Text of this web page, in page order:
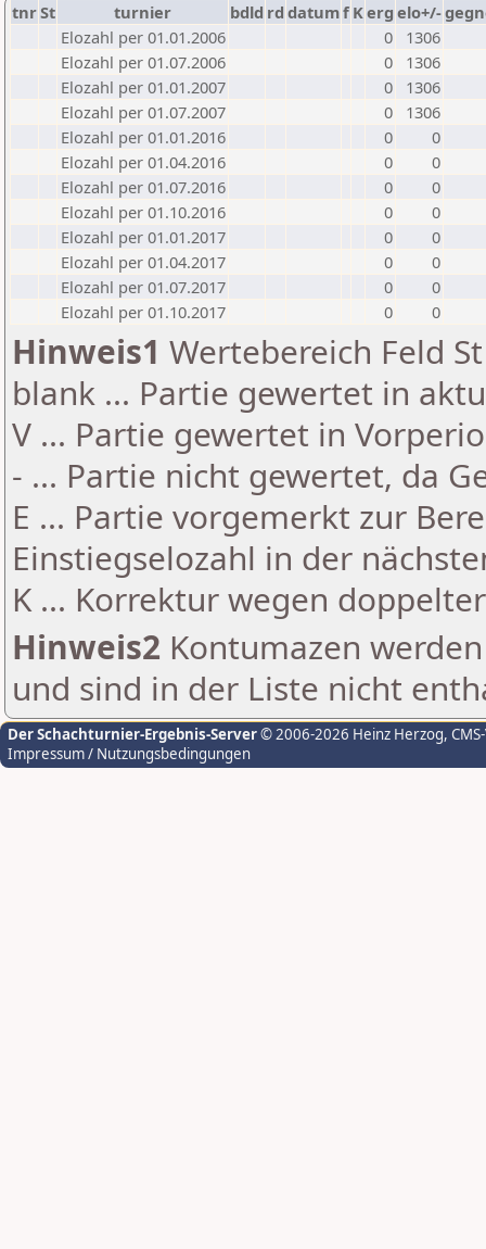
tnrSt turnier bdld rd datumf Kerg elo+/-
Elozahl per 01.01.2006
0
1306
Elozahl per 01.07.2006
0
1306
Elozahl per 01.01.2007
0
1306
Elozahl per 01.07.2007
0
1306
Elozahl per 01.01.2016
0
0
Elozahl per 01.04.2016
0
0
Elozahl per 01.07.2016
0
0
Elozahl per 01.10.2016
0
0
Elozahl per 01.01.2017
0
0
Elozahl per 01.04.2017
0
0
Elozahl per 01.07.2017
0
0
Elozahl per 01.10.2017
0 0
Hinweis1 Wertebereich Feld
blank ... Partie gewertet in
V ... Partie gewertet in
- ... Partie nicht gewertet, da
E ... Partie vorgemerkt zur
Einstiegselozahl in der
K ... Korrektur wegen
Hinweis2 Kontumazen
und sind in der Liste nicht
Der Schachturnier-Ergebnis-Server© 2006-2026 Heinz Herzog,
Impressum / Nutzungsbedingungen